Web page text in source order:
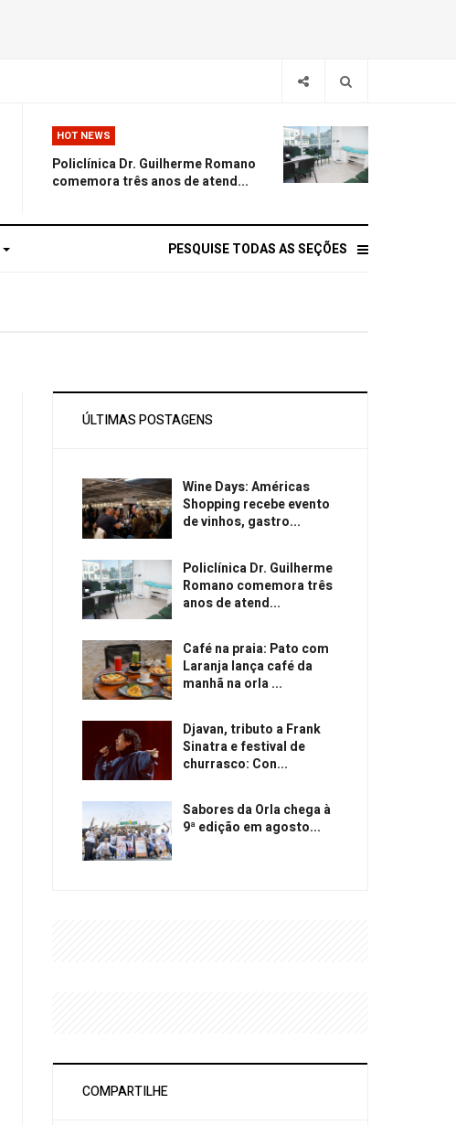
HOT NEWS
Policlínica Dr. Guilherme Romano
comemora três anos de atend...
PESQUISE TODAS AS SEÇÕES
ÚLTIMAS POSTAGENS
Wine Days: Américas
Shopping recebe evento
de vinhos, gastro...
Policlínica Dr. Guilherme
Romano comemora três
anos de atend...
Café na praia: Pato com
Laranja lança café da
manhã na orla ...
Djavan, tributo a Frank
Sinatra e festival de
churrasco: Con...
Sabores da Orla chega à
9ª edição em agosto...
COMPARTILHE